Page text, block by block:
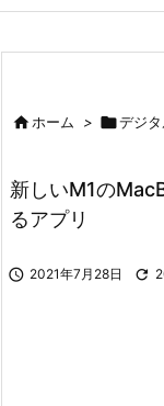
ホーム > デジ
新しいM1の
るアプリ
 2021年7月28日 